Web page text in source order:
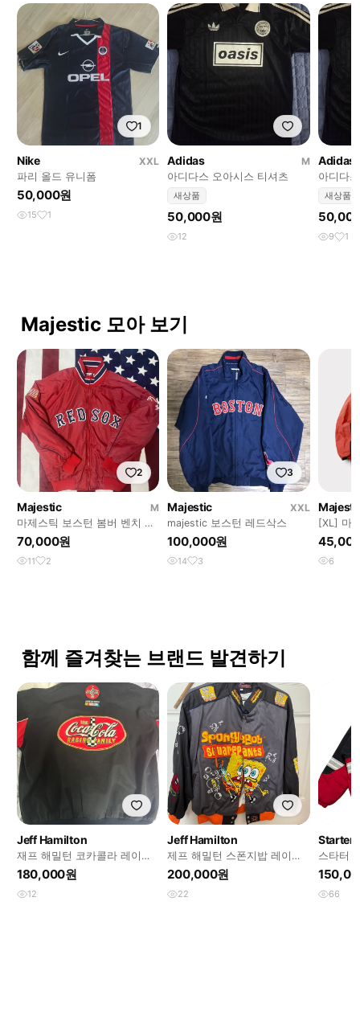
1
Nike
XXL
파리 올드 유니폼
50,000원
15 1
Adidas
M
아디다스 오아시스 티셔츠
새상품
50,000원
12
Adidas
아디다
새상품
9 1
Majestic 모아 보기
2
Majestic
M
마제스틱 보스턴 봄버 벤치 자
켓
70,000원
11 2
3
Majestic
XXL
majestic 보스턴 레드삭스
100,000원
14 3
[XL] 마
자켓
6
함께 즐겨찾는 브랜드 발견하기
Jeff Hamilton
재프 해밀턴 코카콜라 레이싱
자켓입니다!
180,000원
12
Jeff Hamilton
제프 해밀턴 스폰지밥 레이싱
자켓 라이더자켓 봄버
200,000원
22
Starter
스타터
지 자켓
66